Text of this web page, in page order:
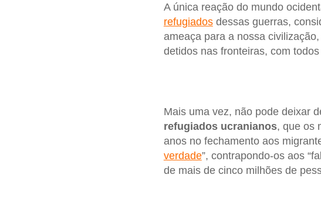
A única reação do mundo
refugiadosdessas guerras,
ameaça para a nossa
detidos nas fronteiras, com
Mais uma vez, não pode deixar
refugiados ucranianos, que os
anos no fechamento aos
verdade”, contrapondo-os aos
de mais de cinco milhões de